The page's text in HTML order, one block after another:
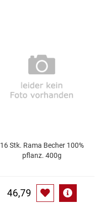
16 Stk. Rama Becher 100%
pflanz. 400g
46,79